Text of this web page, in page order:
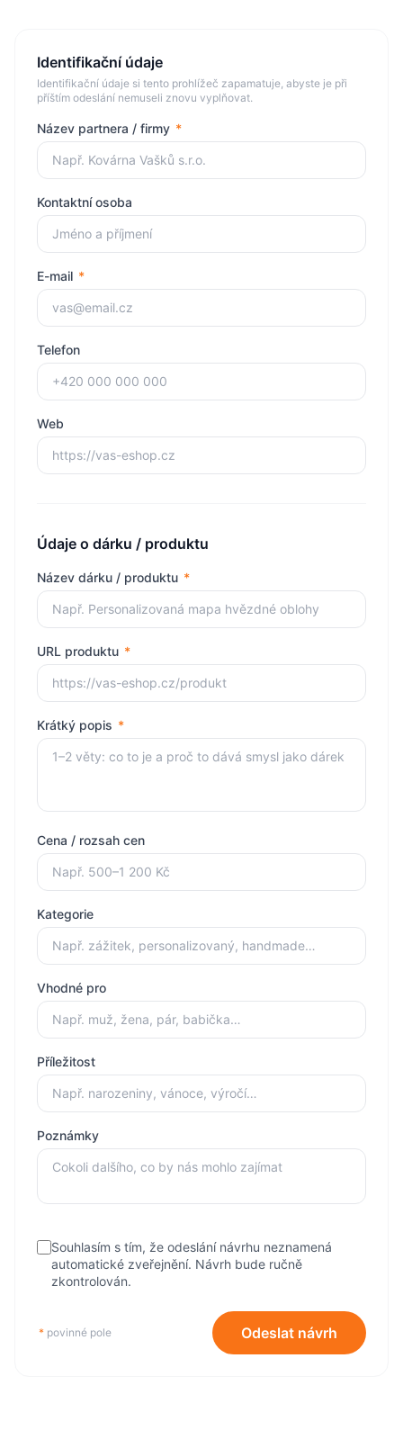
Identifikační údaje
Identifikační údaje si tento prohlížeč zapamatuje, abyste je při
příštím odeslání nemuseli znovu vyplňovat.
Název partnera / firmy *
Kontaktní osoba
E-mail *
Telefon
Web
Údaje o dárku / produktu
Název dárku / produktu *
URL produktu *
Krátký popis *
Cena / rozsah cen
Kategorie
Vhodné pro
Příležitost
Poznámky
Souhlasím s tím, že odeslání návrhu neznamená
automatické zveřejnění. Návrh bude ručně
zkontrolován.
* povinné pole Odeslat návrh